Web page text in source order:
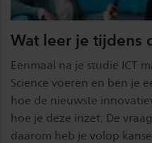
Wat leer je tijdens
Eenmaal na je studie ICT
Science voeren en ben je
hoe de nieuwste
hoe je deze inzet. De
daarom heb je volop